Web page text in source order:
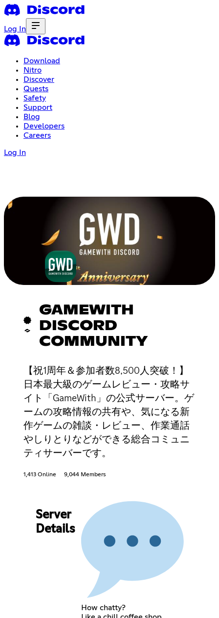
Log In
Download
Nitro
Discover
Quests
Safety
Support
Blog
Developers
Careers
Log In
GAMEWITH
DISCORD
COMMUNITY
【祝1周年＆参加者数8,500人突破！】
日本最大級のゲームレビュー・攻略サ
イト「GameWith」の公式サーバー。ゲ
ームの攻略情報の共有や、気になる新
作ゲームの雑談・レビュー、作業通話
やしりとりなどができる総合コミュニ
ティサーバーです。
1,413 Online 9,044 Members
Server
Details
How chatty?